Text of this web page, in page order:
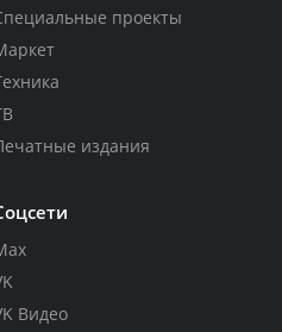
проекты
издания
Видео